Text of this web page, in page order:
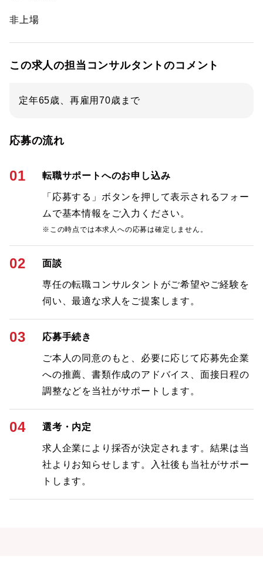
非上場
この求人の担当コンサルタントのコメント
定年65歳、再雇用70歳まで
応募の流れ
01 転職サポートへのお申し込み
「応募する」ボタンを押して表示されるフォー
ムで基本情報をご入力ください。
※この時点では本求人への応募は確定しません。
02 面談
専任の転職コンサルタントがご希望やご経験を
伺い、最適な求人をご提案します。
03 応募手続き
ご本人の同意のもと、必要に応じて応募先企業
への推薦、書類作成のアドバイス、面接日程の
調整などを当社がサポートします。
04 選考・内定
求人企業により採否が決定されます。結果は当
社よりお知らせします。入社後も当社がサポー
トします。